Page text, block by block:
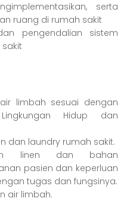
serta
ruang di rumah sakit
pengendalian sistem
limbah sesuai dengan
Hidup dan
dan laundry rumah sakit.
linen dan bahan
pasien dan keperluan
tugas dan fungsinya.
air limbah.